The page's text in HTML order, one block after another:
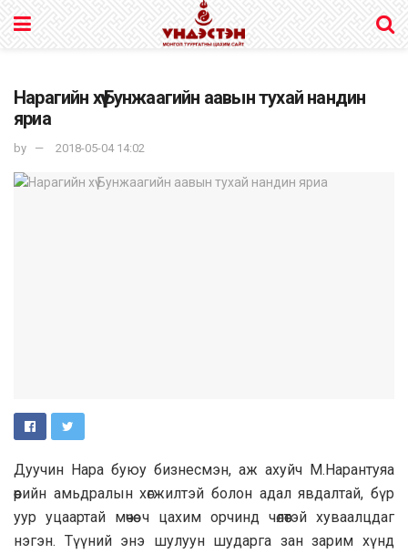
Нарагийн хүү Бунжаагийн аавын тухай нандин
яриа
by 2018-05-04 14:02
Дуучин Нара буюу бизнесмэн, аж ахуйч М.Нарантуяа
өөрийн амьдралын хөгжилтэй болон адал явдалтай, бүр
уур уцаартай мөчөө ч цахим орчинд чөлөөтэй хуваалцдаг
нэгэн. Түүний энэ шулуун шударга зан зарим хүнд